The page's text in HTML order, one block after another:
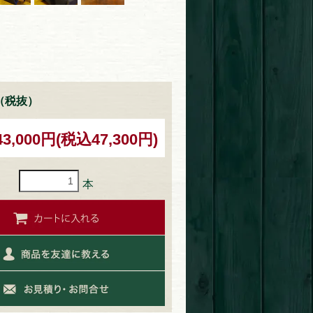
抜）
円(税込47,300円)
本